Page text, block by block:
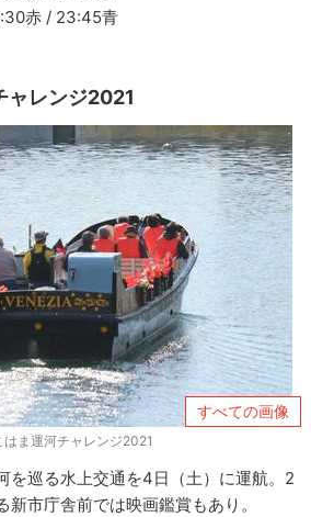
赤 / 23:45青
レンジ2021
すべての画像
はま運河チャレンジ2021
を巡る水上交通を4日（土）に運航。2
新市庁舎前では映画鑑賞もあり。